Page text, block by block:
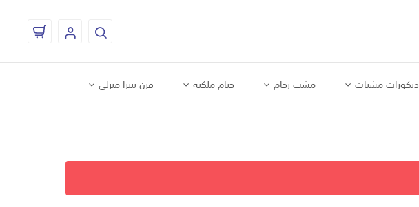
ديكورات مشبات مشب رخام خيام ملكية فرن بيتزا منزلي